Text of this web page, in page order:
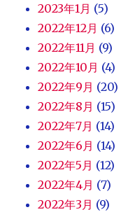
2023年1月 (5)
2022年12月 (6)
2022年11月 (9)
2022年10月 (4)
2022年9月 (20)
2022年8月 (15)
2022年7月 (14)
2022年6月 (14)
2022年5月 (12)
2022年4月 (7)
2022年3月 (9)